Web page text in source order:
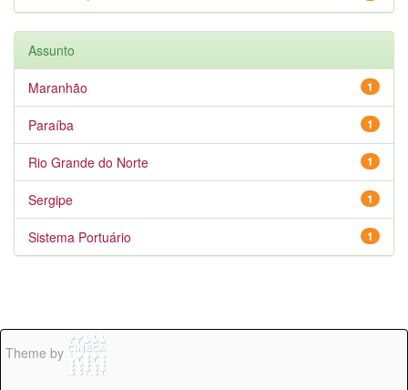
Assunto
1
Maranhão
1
Paraíba
1
Rio Grande do Norte
1
Sergipe
1
Sistema Portuário
Theme by